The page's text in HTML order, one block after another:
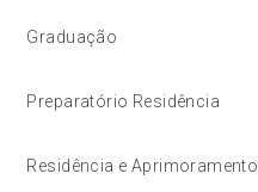
Graduação
Preparatório Residência
Residência e Aprimoramento